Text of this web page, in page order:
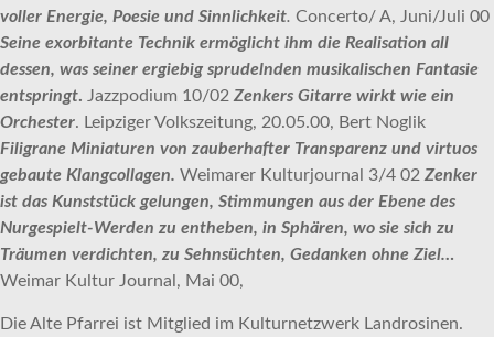
voller Energie, Poesie und Sinnlichkeit. Concerto/ A, Juni/Juli 00
Seine exorbitante Technik ermöglicht ihm die Realisation all
dessen, was seiner ergiebig sprudelnden musikalischen Fantasie
entspringt. Jazzpodium 10/02 Zenkers Gitarre wirkt wie ein
Orchester. Leipziger Volkszeitung, 20.05.00, Bert Noglik
Filigrane Miniaturen von zauberhafter Transparenz und virtuos
gebaute Klangcollagen. Weimarer Kulturjournal 3/4 02 Zenker
ist das Kunststück gelungen, Stimmungen aus der Ebene des
Nurgespielt-Werden zu entheben, in Sphären, wo sie sich zu
Träumen verdichten, zu Sehnsüchten, Gedanken ohne Ziel…
Weimar Kultur Journal, Mai 00,
Die Alte Pfarrei ist Mitglied im Kulturnetzwerk Landrosinen.